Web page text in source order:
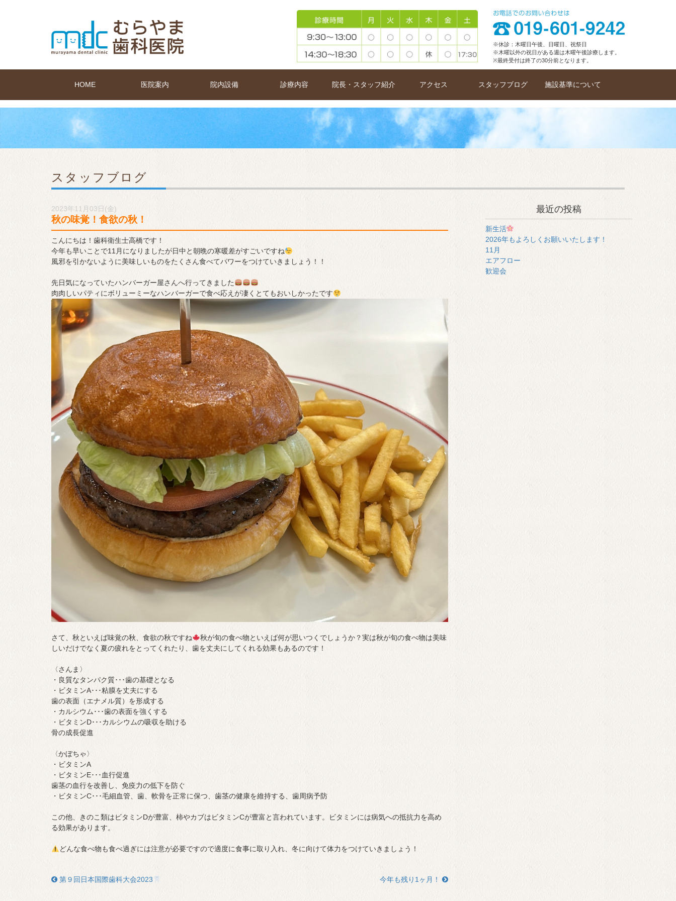
※休診：木曜日午後、日曜日、祝祭日
※木曜以外の祝日がある週は木曜午後診療します。
※最終受付は終了の30分前となります。
HOME 医院案内 院内設備 診療内容 院長・スタッフ紹介 アクセス スタッフブログ 施設基準について
スタッフブログ
2023年11月03日(金)
秋の味覚！食欲の秋！
こんにちは！歯科衛生士高橋です！
今年も早いことで11月になりましたが日中と朝晩の寒暖差がすごいですね
風邪を引かないように美味しいものをたくさん食べてパワーをつけていきましょう！！
先日気になっていたハンバーガー屋さんへ行ってきました
肉肉しいパティにボリューミーなハンバーガーで食べ応えが凄くとてもおいしかったです
さて、秋といえば味覚の秋、食欲の秋ですね
秋が旬の食べ物といえば何が思いつくでしょうか？実は秋が旬の食べ物は美味
しいだけでなく夏の疲れをとってくれたり、歯を丈夫にしてくれる効果もあるのです！
〈さんま〉
・良質なタンパク質･･･歯の基礎となる
・ビタミンA･･･粘膜を丈夫にする
歯の表面（エナメル質）を形成する
・カルシウム･･･歯の表面を強くする
・ビタミンD･･･カルシウムの吸収を助ける
骨の成長促進
〈かぼちゃ〉
・ビタミンA
・ビタミンE･･･血行促進
歯茎の血行を改善し、免疫力の低下を防ぐ
・ビタミンC･･･毛細血管、歯、軟骨を正常に保つ、歯茎の健康を維持する、歯周病予防
この他、きのこ類はビタミンDが豊富、柿やカブはビタミンCが豊富と言われています。ビタミンには病気への抵抗力を高め
る効果があります。
どんな食べ物も食べ過ぎには注意が必要ですので適度に食事に取り入れ、冬に向けて体力をつけていきましょう！
第９回日本国際歯科大会2023 今年も残り1ヶ月！
最近の投稿
新生活
2026年もよろしくお願いいたします！
11月
エアフロー
歓迎会